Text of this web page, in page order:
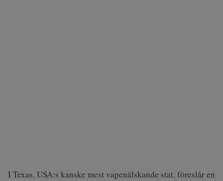
I Texas, USA:s kanske mest vapenälskande stat, föreslår en